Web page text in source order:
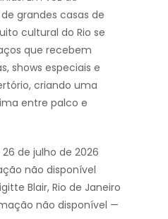
grandes casas de
cultural do Rio se
que recebem
shows especiais e
criando uma
entre palco e
de julho de 2026
não disponível
Blair, Rio de Janeiro
não disponível —